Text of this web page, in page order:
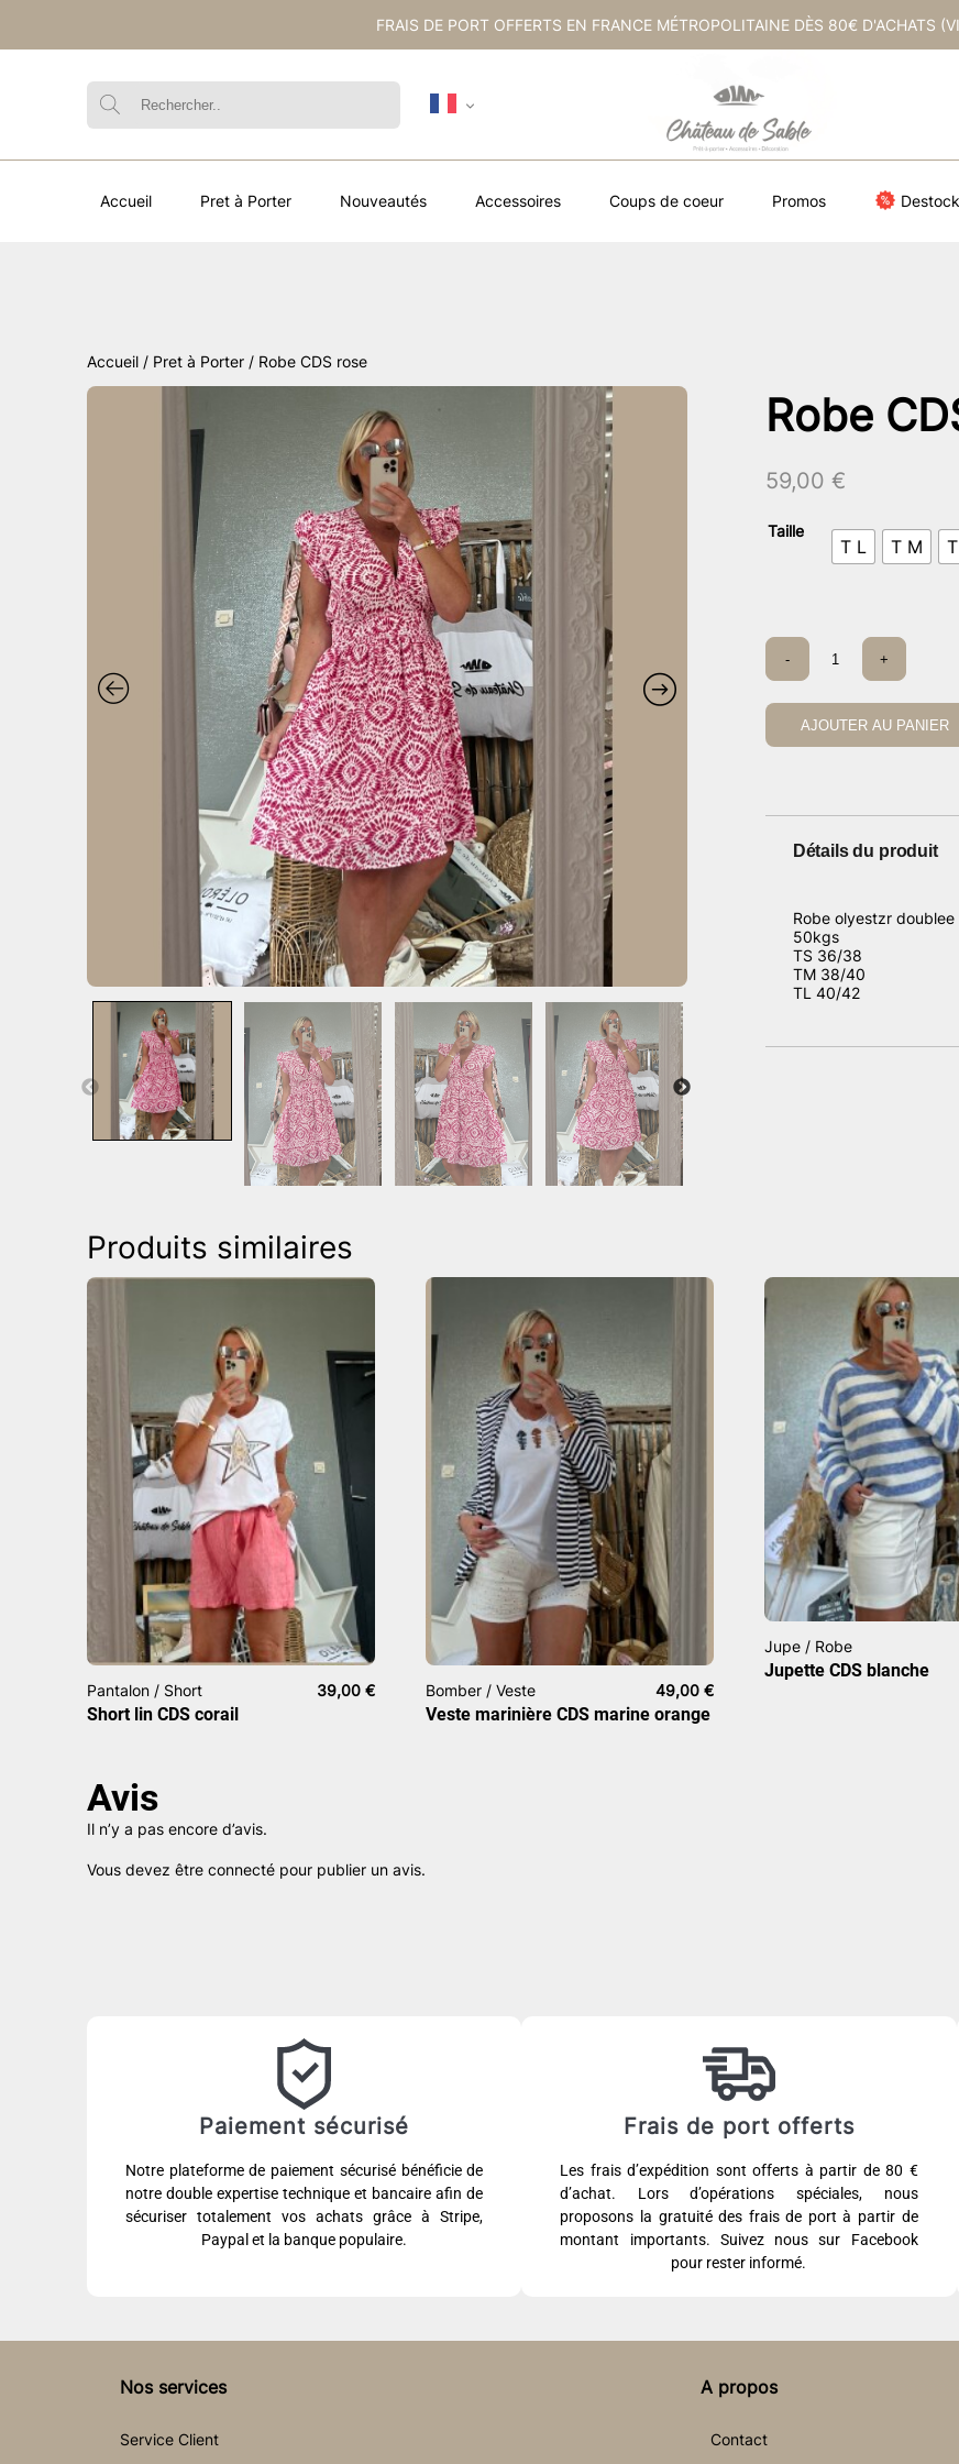
FRAIS DE PORT OFFERTS EN FRANCE MÉTROPOLITAINE DÈS 80€ D'ACHATS
Accueil Pret à Porter Nouveautés Accessoires Coups de coeur Promos
Accueil / Pret à Porter / Robe CDS rose
Robe
59,00 €
Taille
T L T M
quantité
Robe
CDS
- +
AJOUTER AU PANIER
Détails du produit
Robe olyestzr
50kgs
TS 36/38
TM 38/40
TL 40/42
Produits similaires
Pantalon / Short 39,00 €
Short lin CDS corail
Bomber / Veste 49,00 €
Veste marinière CDS marine orange
Jupe / Robe
Jupette CDS blanche
Avis
Il n’y a pas encore d’avis.
Vous devez être connecté pour publier un avis.
Paiement sécurisé
Notre plateforme de paiement sécurisé bénéficie de
notre double expertise technique et bancaire afin de
sécuriser totalement vos achats grâce à Stripe,
Paypal et la banque populaire.
Frais de port offerts
Les frais d’expédition sont offerts à partir de 80 €
d’achat. Lors d’opérations spéciales, nous
proposons la gratuité des frais de port à partir de
montant importants. Suivez nous sur Facebook
pour rester informé.
Nos services
Service Client
A propos
Contact